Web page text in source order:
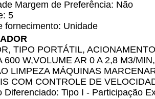
Margem de Preferência: Não
5
fornecimento: Unidade
TIPO PORTÁTIL,
600 W,VOLUME AR 0 A 2,8 M3/
LIMPEZA MÁQUINAS
COM CONTROLE DE
Diferenciado: Tipo I - Participação